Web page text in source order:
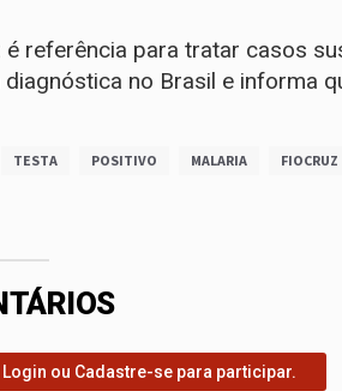
é referência para tratar casos
no Brasil e informa
TESTA POSITIVO MALARIA FIOCRUZ
Login ou Cadastre-se para participar.